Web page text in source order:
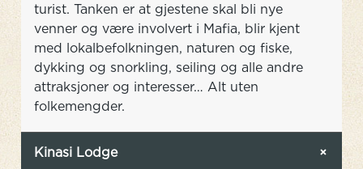
turist. Tanken er at gjestene skal bli nye
venner og være involvert i Mafia, blir kjent
med lokalbefolkningen, naturen og fiske,
dykking og snorkling, seiling og alle andre
attraksjoner og interesser… Alt uten
folkemengder.
Kinasi Lodge